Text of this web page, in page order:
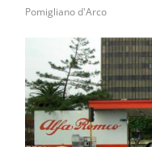
Pomigliano d'Arco